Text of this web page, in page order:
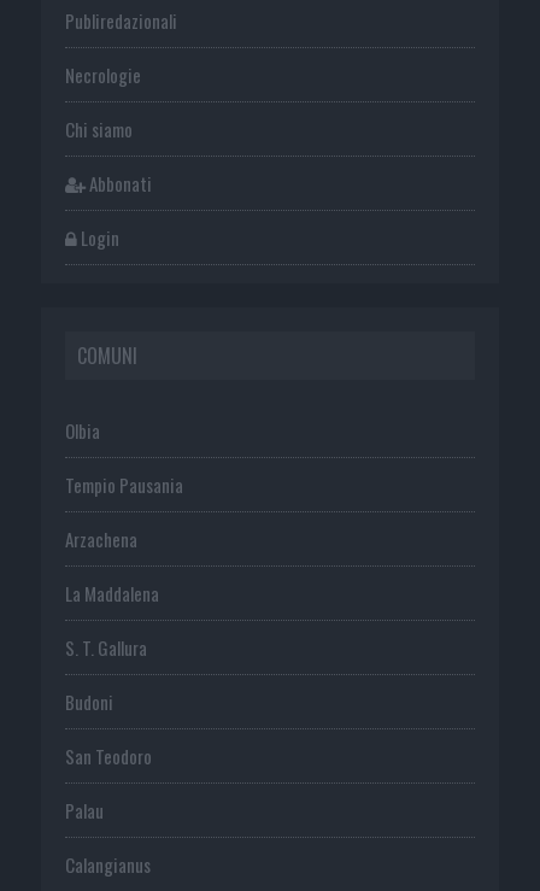
Publiredazionali
Necrologie
Chi siamo
Abbonati
Login
COMUNI
Olbia
Tempio Pausania
Arzachena
La Maddalena
S. T. Gallura
Budoni
San Teodoro
Palau
Calangianus